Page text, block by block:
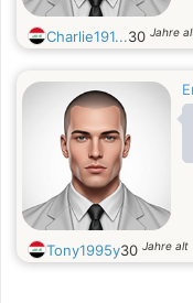
Charlie191...30 Jahre
Tony1995y30 Jahre alt